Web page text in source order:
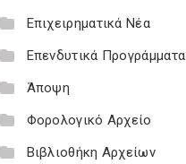
Επιχειρηματικά Νέα
Επενδυτικά Προγράμματα
Άποψη
Φορολογικό Αρχείο
Βιβλιοθήκη Αρχείων